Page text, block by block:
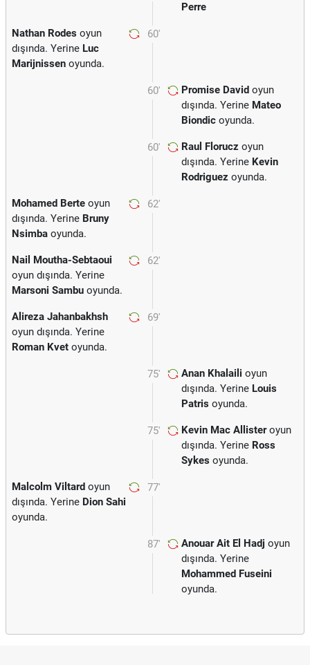
Perre
60'
Nathan Rodes oyun
dışında. Yerine Luc
Marijnissen oyunda.
60' Promise David oyun
dışında. Yerine Mateo
Biondic oyunda.
60' Raul Florucz oyun
dışında. Yerine Kevin
Rodriguez oyunda.
62'
Mohamed Berte oyun
dışında. Yerine Bruny
Nsimba oyunda.
62'
Nail Moutha-Sebtaoui
oyun dışında. Yerine
Marsoni Sambu oyunda.
69'
Alireza Jahanbakhsh
oyun dışında. Yerine
Roman Kvet oyunda.
75' Anan Khalaili oyun
dışında. Yerine Louis
Patris oyunda.
75' Kevin Mac Allisteroyun
dışında. Yerine Ross
Sykes oyunda.
77'
Malcolm Viltard oyun
dışında. Yerine Dion Sahi
oyunda.
87' Anouar Ait El Hadj oyun
dışında. Yerine
Mohammed Fuseini
oyunda.